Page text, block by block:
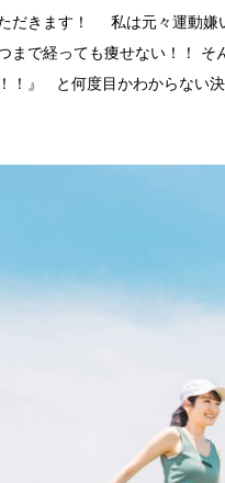
だきます！ 私は元々運動嫌
まで経っても痩せない！！
！』 と何度目かわからない